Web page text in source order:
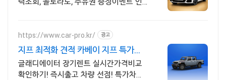
https://www.car-pro.kr/ 광고
지프 최적화 견적 카베이 지프 특가차
량 무료견적
글래디에이터 장기렌트 실시간가격비교
확인하기! 즉시출고 차량 선점! 특가차종!